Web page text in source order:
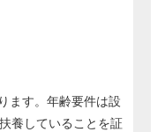
ます。年齢要件は設
養していることを証